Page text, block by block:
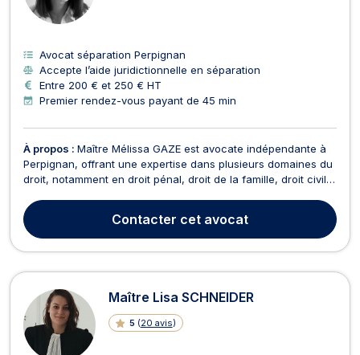
Avocat séparation Perpignan
Accepte l’aide juridictionnelle en séparation
Entre 200 € et 250 € HT
Premier rendez-vous payant de 45 min
À propos : Maître Mélissa GAZE est avocate indépendante à
Perpignan, offrant une expertise dans plusieurs domaines du
droit, notamment en droit pénal, droit de la famille, droit civil
indemnisation des victimes. Maître GAZE se distingue par son
engagement à accompagner ses clien...
Contacter cet avocat
Maître Lisa SCHNEIDER
5 (20 avis)